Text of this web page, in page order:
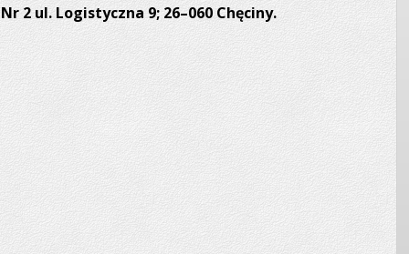
2 ul. Logistyczna 9; 26–060 Chęciny.